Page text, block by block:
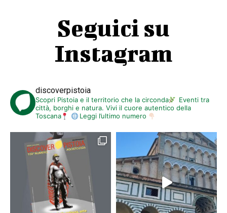
Seguici su
Instagram
discoverpistoia
Scopri Pistoia e il territorio che la circonda
Eventi tra
città, borghi e natura. Vivi il cuore autentico della
Toscana
Leggi l’ultimo numero